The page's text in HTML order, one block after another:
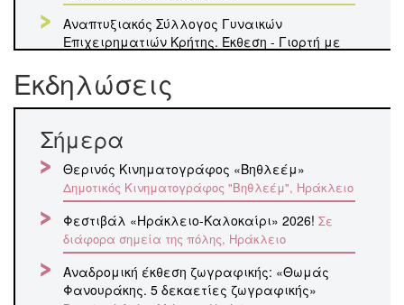
Αναπτυξιακός Σύλλογος Γυναικών
Επιχειρηματιών Κρήτης. Έκθεση - Γιορτή με
Χειροτεχνίας στο ΔΕΚΚ
5 Αυγούστου
Ολοκληρώνεται σήμερα η κατάθεση
αιτήσεων στην ΕΕΤΑΑ για voucher για ΚΔΑΠ,
ΚΔΑΠ ΑμεΑ και Βρεφονηπιακούς-Παιδικούς
Σταθμούς - Προσωρινά αποτελέσματα στις
10/8, ενστάσεις 11-13/8 και οριστικά
αποτελέσματα 17/8
4 Αυγούστου
Εκδηλώσεις
Σήμερα
Θερινός Κινηματογράφος «Βηθλεέμ»
Δημοτικός Κινηματογράφος "Βηθλεέμ", Ηράκλειο
Φεστιβάλ «Ηράκλειο-Καλοκαίρι» 2026! Σε
διάφορα σημεία της πόλης, Ηράκλειο
Αναδρομική έκθεση ζωγραφικής: «Θωμάς
Φανουράκης. 5 δεκαετίες ζωγραφικής»